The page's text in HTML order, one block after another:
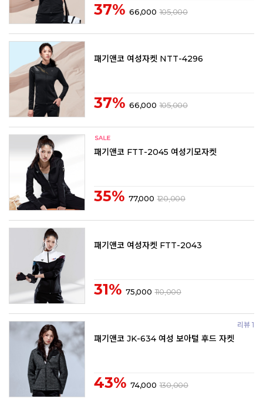
37% 66,000 105,000
패기앤코 여성자켓 NTT-4296
37% 66,000 105,000
패기앤코 FTT-2045 여성기모자켓
35% 77,000 120,000
패기앤코 여성자켓 FTT-2043
31% 75,000 110,000
리뷰 1
패기앤코 JK-634 여성 보아털 후드 자켓
43% 74,000 130,000